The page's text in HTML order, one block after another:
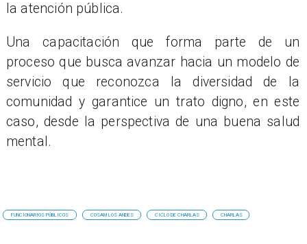
la atención pública.
Una capacitación que forma parte de un
proceso que busca avanzar hacia un modelo de
servicio que reconozca la diversidad de la
comunidad y garantice un trato digno, en este
caso, desde la perspectiva de una buena salud
mental.
FUNCIONARIOS PÚBLICOS COSAM LOS ANDES CICLO DE CHARLAS CHARLAS